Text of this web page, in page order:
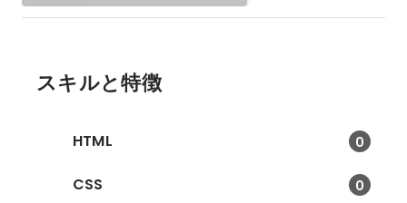
スキルと特徴
HTML 0
CSS 0